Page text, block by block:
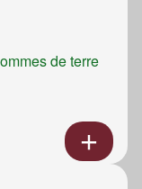
de terre